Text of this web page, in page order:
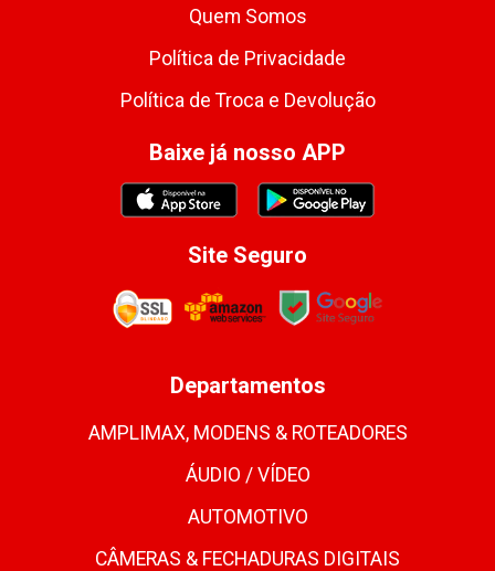
Quem Somos
Política de Privacidade
Política de Troca e Devolução
Baixe já nosso APP
Site Seguro
Departamentos
AMPLIMAX, MODENS & ROTEADORES
ÁUDIO / VÍDEO
AUTOMOTIVO
CÂMERAS & FECHADURAS DIGITAIS